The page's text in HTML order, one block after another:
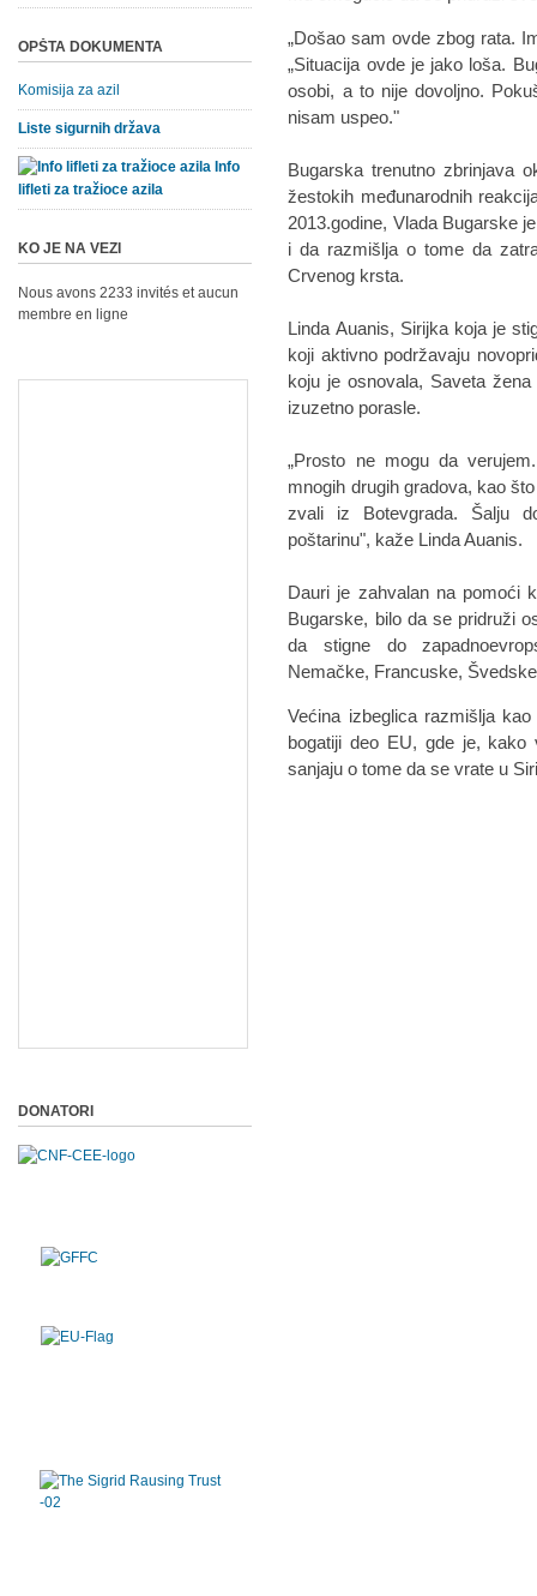
„Došao sam ovde zbog rata.
„Situacija ovde je jako loša.
osobi, a to nije dovoljno.
nisam uspeo."
Bugarska trenutno zbrinjava
žestokih međunarodnih
2013.godine, Vlada Bugarske
i da razmišlja o tome da
Crvenog krsta.
Linda Auanis, Sirijka koja je
koji aktivno podržavaju
koju je osnovala, Saveta
izuzetno porasle.
„Prosto ne mogu da
mnogih drugih gradova, kao
zvali iz Botevgrada. Šalju
poštarinu", kaže Linda Auanis.
Dauri je zahvalan na pomoći
Bugarske, bilo da se pridruži
da stigne do
Nemačke, Francuske,
Većina izbeglica razmišlja
bogatiji deo EU, gde je,
sanjaju o tome da se vrate u
OPŠTA DOKUMENTA
Komisija za azil
Liste sigurnih država
Info
lifleti za tražioce azila
KO JE NA VEZI
Nous avons 2233 invités et aucun
membre en ligne
DONATORI